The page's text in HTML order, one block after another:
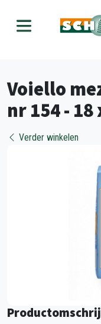
Voiello
nr 154 - 18
Verder winkelen